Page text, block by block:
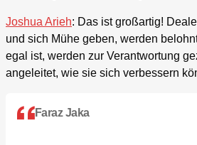
Joshua Arieh: Das ist großartig!
und sich Mühe geben, werden
egal ist, werden zur Verantwortung
angeleitet, wie sie sich verbessern
Faraz Jaka